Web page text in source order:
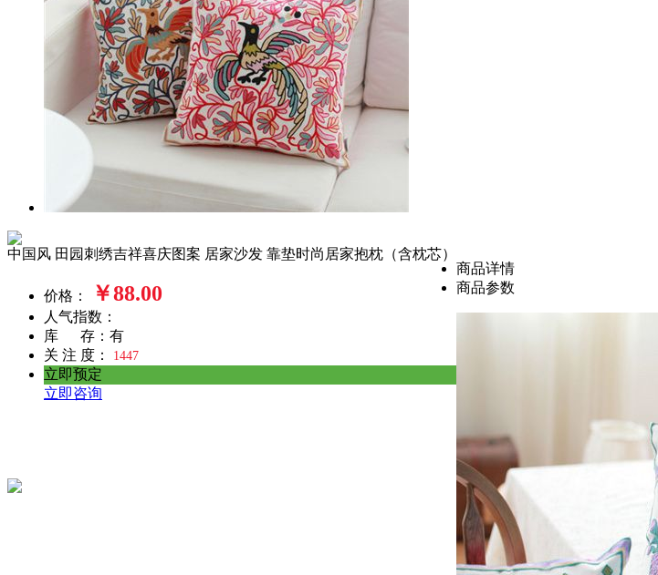
中国风 田园刺绣吉祥喜庆图案 居家沙发 靠垫时尚居家抱枕（含枕芯）
价格： ￥88.00
人气指数：
库 存：有
关 注 度：
1447
立即预定
立即咨询
商品详情
商品参数